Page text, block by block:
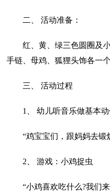
二、 活动准备：
红、黄、绿三色圆圈及小
手链、母鸡、狐狸头饰各一
三、 活动过程
1、 幼儿听音乐做基本动
“鸡宝宝们，跟妈妈去锻
2、 游戏：小鸡捉虫
“小鸡喜欢吃什么?我们来